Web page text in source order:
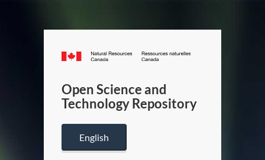
Canada.ca
/
Canada
Open Science and
Technology Repository
English